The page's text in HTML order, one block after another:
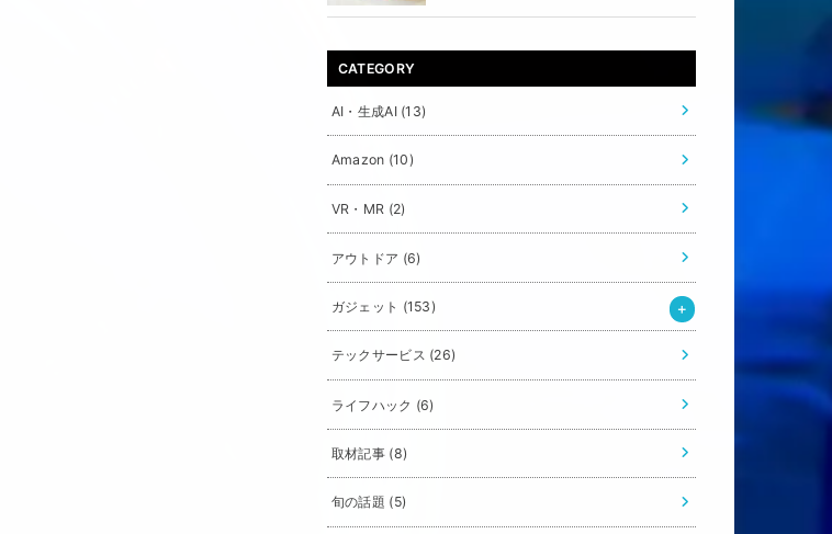
CATEGORY
AI・生成AI (13)
Amazon (10)
VR・MR (2)
アウトドア (6)
ガジェット (153)
テックサービス (26)
ライフハック (6)
取材記事 (8)
旬の話題 (5)